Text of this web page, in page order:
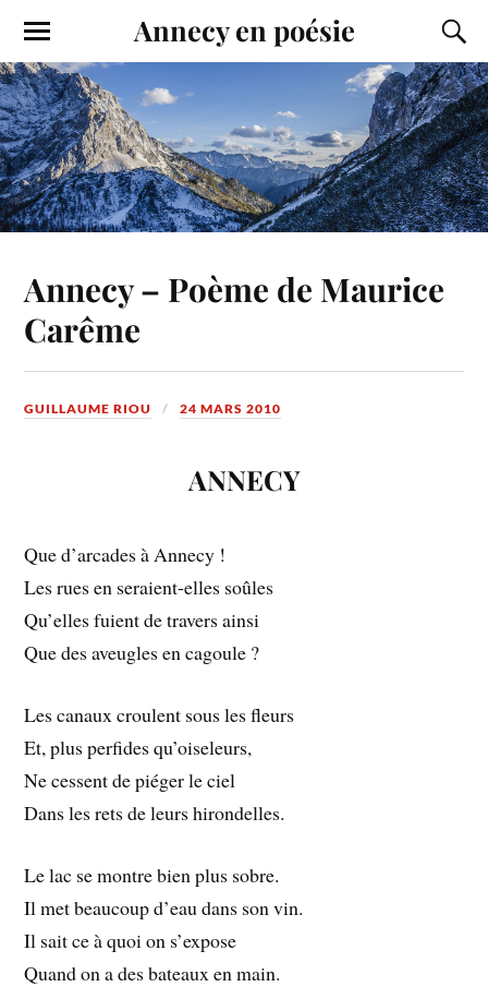
Annecy en poésie
Annecy – Poème de Maurice
Carême
GUILLAUME RIOU 24 MARS 2010
ANNECY
Que d’arcades à Annecy !
Les rues en seraient-elles soûles
Qu’elles fuient de travers ainsi
Que des aveugles en cagoule ?
Les canaux croulent sous les fleurs
Et, plus perfides qu’oiseleurs,
Ne cessent de piéger le ciel
Dans les rets de leurs hirondelles.
Le lac se montre bien plus sobre.
Il met beaucoup d’eau dans son vin.
Il sait ce à quoi on s’expose
Quand on a des bateaux en main.